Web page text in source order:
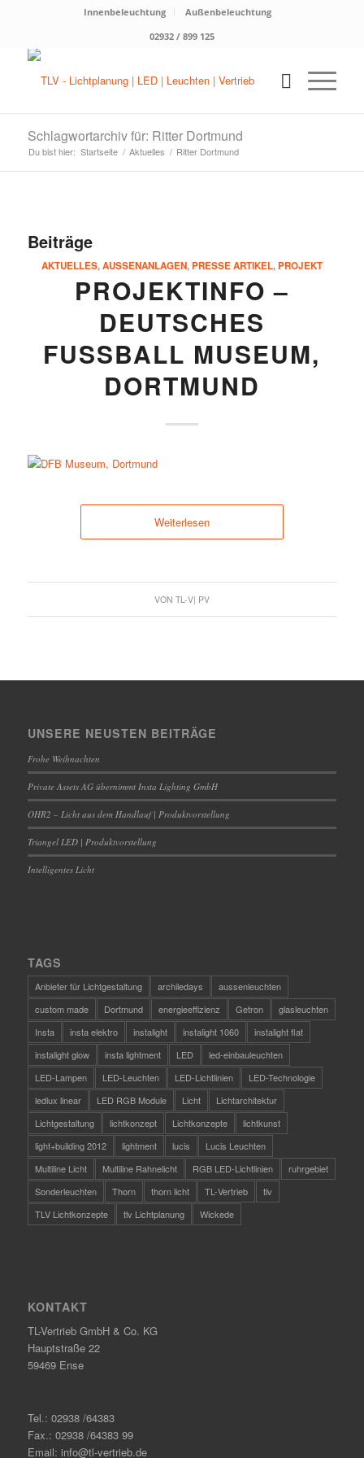
Innenbeleuchtung
Außenbeleuchtung
02932 / 899 125
Schlagwortarchiv für: Ritter Dortmund
Du bist hier: Startseite / Aktuelles / Ritter Dortmund
Beiträge
AKTUELLES,AUSSENANLAGEN ,PRESSE ARTIKEL,PROJEKT
PROJEKTINFO –
DEUTSCHES
FUSSBALL MUSEUM, D
ORTMUND
Weiterlesen
VON TL-V| PV
UNSERE NEUSTEN BEITRÄGE
Frohe Weihnachten
Private Assets AG übernimmt Insta Lighting GmbH
OHR2 – Licht aus dem Handlauf | Produktvorstellung
Triangel LED | Produktvorstellung
Intelligentes Licht
TAGS
Anbieter für Lichtgestaltung archiledays
aussenleuchten
custom made
Dortmund energieeffizienz Getron
glasleuchten
Insta
insta elektro instalight instalight 1060
instalight flat
instalight glow
insta lightment LED
led-einbauleuchten
LED-Lampen
LED-Leuchten LED-Lichtlinien
LED-Technologie
ledlux linear
LED RGB Module Licht
Lichtarchitektur
Lichtgestaltung
lichtkonzept Lichtkonzepte
lichtkunst
light+building 2012
lightment lucis
Lucis Leuchten
Multiline Licht
Multiline Rahnelicht RGB LED-Lichtlinien
ruhrgebiet
Sonderleuchten
Thorn thorn licht TL-Vertrieb
tlv
TLV Lichtkonzepte
tlv Lichtplanung Wickede
KONTAKT
TL-Vertrieb GmbH & Co. KG
Hauptstraße 22
59469 Ense
Tel.: 02938 /64383
Fax.: 02938 /64383 99
Email: info@tl-vertrieb.de